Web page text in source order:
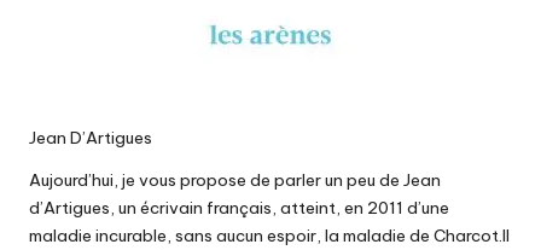
Jean D’Artigues
Aujourd’hui, je vous propose de parler un peu de Jean
d’Artigues, un écrivain français, atteint, en 2011 d’une
maladie incurable, sans aucun espoir, la maladie de Charcot.Il